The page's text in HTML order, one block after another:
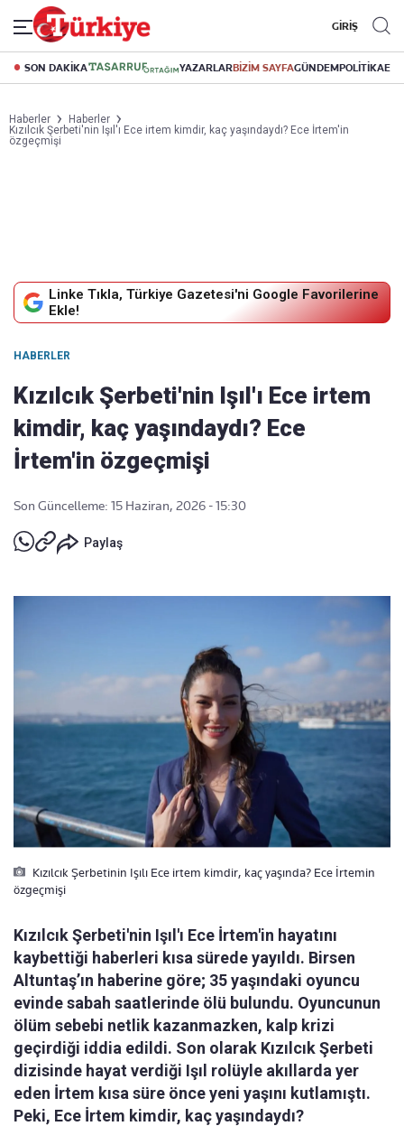
GİRİŞ
SON DAKİKA YAZARLARBİZİM SAYFAGÜNDEMPOLİTİKA
Haberler
Haberler
Kızılcık Şerbeti'nin Işıl'ı Ece irtem kimdir, kaç yaşındaydı? Ece İrtem'in
özgeçmişi
Linke Tıkla, Türkiye Gazetesi'ni Google Favorilerine
Ekle!
HABERLER
Kızılcık Şerbeti'nin Işıl'ı Ece irtem
kimdir, kaç yaşındaydı? Ece
İrtem'in özgeçmişi
Son Güncelleme: 15 Haziran, 2026 - 15:30
Paylaş
Kızılcık Şerbetinin Işılı Ece irtem kimdir, kaç yaşında? Ece İrtemin
özgeçmişi
Kızılcık Şerbeti'nin Işıl'ı Ece İrtem'in hayatını
kaybettiği haberleri kısa sürede yayıldı. Birsen
Altuntaş’ın haberine göre; 35 yaşındaki oyuncu
evinde sabah saatlerinde ölü bulundu. Oyuncunun
ölüm sebebi netlik kazanmazken, kalp krizi
geçirdiği iddia edildi. Son olarak Kızılcık Şerbeti
dizisinde hayat verdiği Işıl rolüyle akıllarda yer
eden İrtem kısa süre önce yeni yaşını kutlamıştı.
Peki, Ece İrtem kimdir, kaç yaşındaydı?